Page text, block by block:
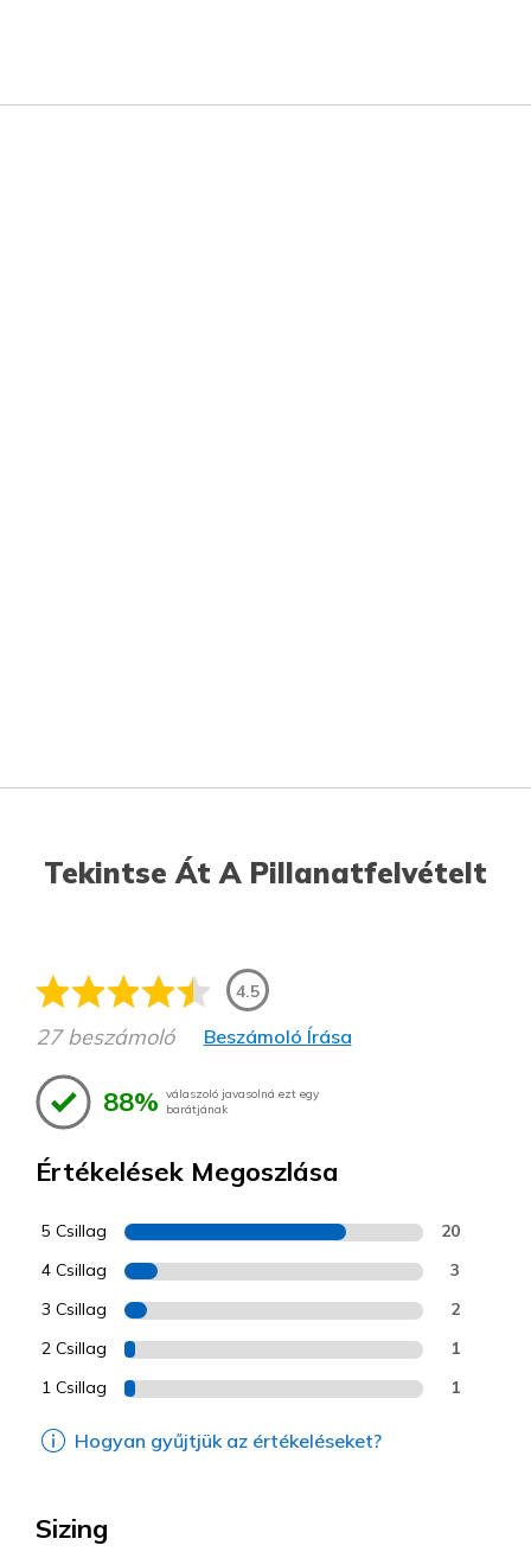
Tekintse Át A Pillanatfelvételt
4.5
27 beszámoló Beszámoló Írása
88% válaszoló javasolná ezt egy
barátjának
Értékelések Megoszlása
5 Csillag 20
4 Csillag 3
3 Csillag 2
2 Csillag 1
1 Csillag 1
Hogyan gyűjtjük az értékeléseket?
Sizing